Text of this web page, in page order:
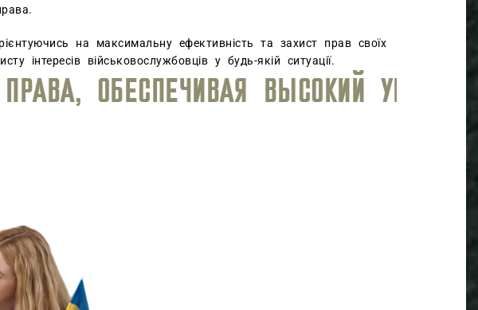
на максимальну ефективність та захист прав своїх
інтересів військовослужбовців у будь-якій ситуації.
СОПРОВОЖДЕНИЯ. МЫ ГОТОВЫ